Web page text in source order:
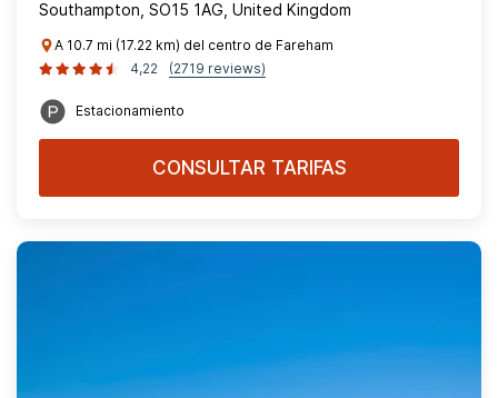
Southampton, SO15 1AG, United Kingdom
A 10.7 mi (17.22 km) del centro de Fareham
4,22
(2719 reviews)
Estacionamiento
CONSULTAR TARIFAS